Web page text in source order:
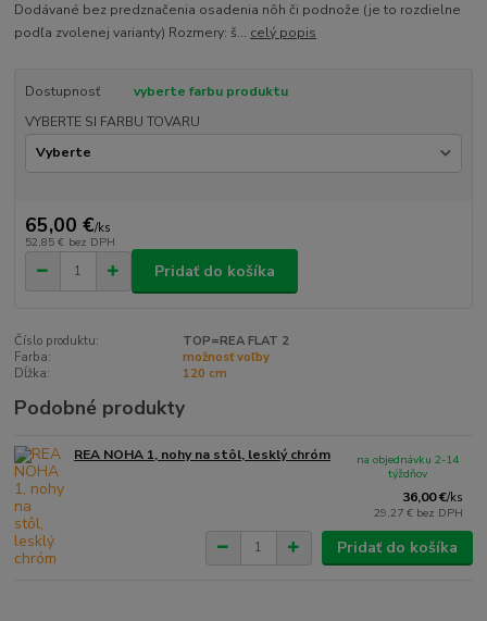
Dodávané bez predznačenia osadenia nôh či podnože (je to rozdielne
podľa zvolenej varianty) Rozmery: š... celý popis
Dostupnosť
vyberte farbu produktu
VYBERTE SI FARBU TOVARU
65,00 €/ks
52,85 € bez DPH
Pridať do košíka
Číslo produktu:
TOP=REA FLAT 2
Farba:
možnosť voľby
Dĺžka:
120 cm
Podobné produkty
REA NOHA 1, nohy na stôl, lesklý chróm
36,00 €/ks
29,27 € bez DPH
na objednávku 2-14
týždňov
Pridať do košíka